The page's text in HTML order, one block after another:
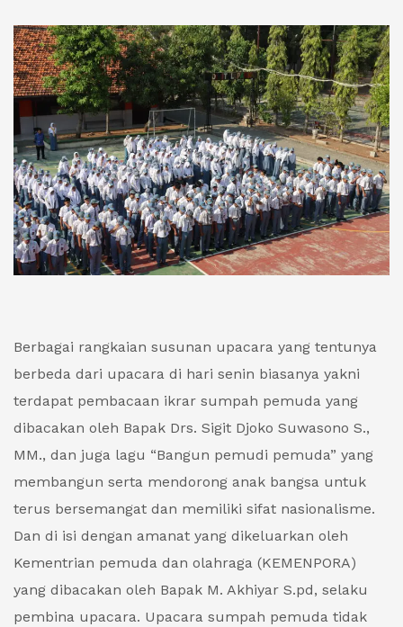
Berbagai rangkaian susunan upacara yang tentunya
berbeda dari upacara di hari senin biasanya yakni
terdapat pembacaan ikrar sumpah pemuda yang
dibacakan oleh Bapak Drs. Sigit Djoko Suwasono S.,
MM., dan juga lagu “Bangun pemudi pemuda” yang
membangun serta mendorong anak bangsa untuk
terus bersemangat dan memiliki sifat nasionalisme.
Dan di isi dengan amanat yang dikeluarkan oleh
Kementrian pemuda dan olahraga (KEMENPORA)
yang dibacakan oleh Bapak M. Akhiyar S.pd, selaku
pembina upacara. Upacara sumpah pemuda tidak